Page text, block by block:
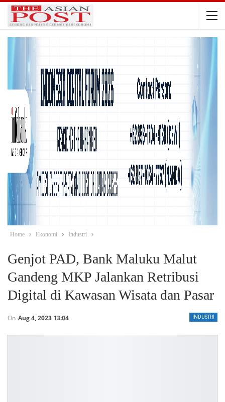
Home Ekonomi Industri
Genjot PAD, Bank Maluku Malut
Gandeng MKP Jalankan Retribusi
Digital di Kawasan Wisata dan Pasar
INDUSTRI
On Aug 4, 2023 13:04